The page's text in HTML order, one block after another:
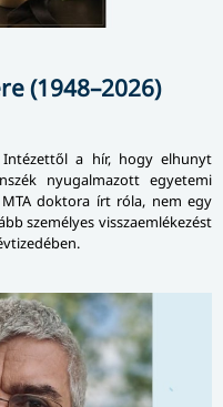
(1948–2026)
a hír, hogy elhunyt
nyugalmazott egyetemi
MTA doktora írt róla, nem egy
személyes visszaemlékezést